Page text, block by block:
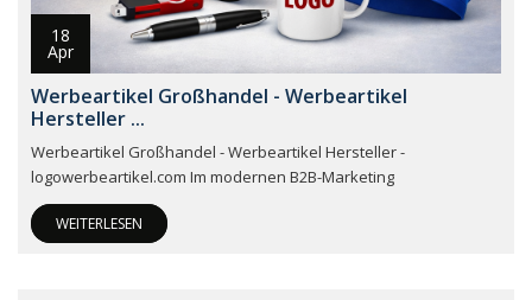
18
Apr
Werbeartikel Großhandel - Werbeartikel
Hersteller ...
Werbeartikel Großhandel - Werbeartikel Hersteller -
logowerbeartikel.com Im modernen B2B-Marketing
WEITERLESEN